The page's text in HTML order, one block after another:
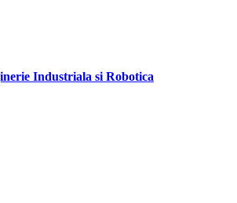
Industriala si Robotica